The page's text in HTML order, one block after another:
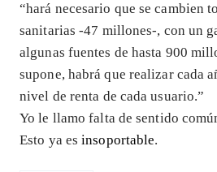
“hará necesario que se cambien
sanitarias -47 millones-, con un
algunas fuentes de hasta 900
supone, habrá que realizar cada
nivel de renta de cada usuario.”
Yo le llamo falta de sentido
Esto ya esinsoportable.